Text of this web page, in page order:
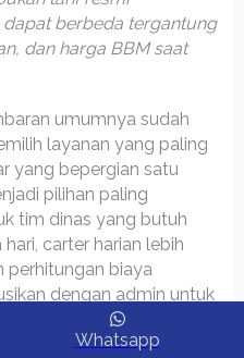
dapat berbeda tergantung
dan harga BBM saat
umumnya sudah
layanan yang paling
yang bepergian satu
pilihan paling
tim dinas yang butuh
carter harian lebih
perhitungan biaya
dengan admin untuk
lebih spesifik sesuai
Whatsapp